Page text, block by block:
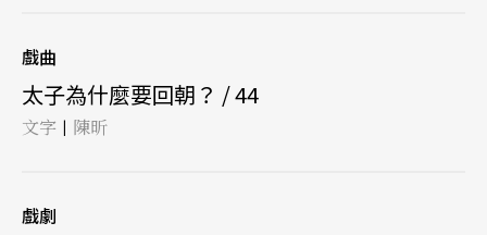
戲曲
太子為什麼要回朝？ / 44
文字 | 陳昕
戲劇